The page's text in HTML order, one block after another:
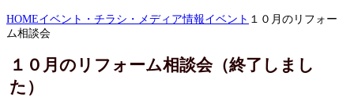
HOMEイベント・チラシ・メディア情報イベント １０月のリフォー
ム相談会
１０月のリフォーム相談会（終了しまし
た）